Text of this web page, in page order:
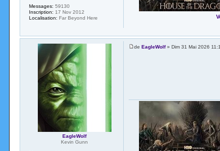
Messages: 59130
Inscription: 17 Nov 2012
Localisation: Far Beyond Here
de EagleWolf» Dim 31 Mai 2026
EagleWolf
Kevin Gunn